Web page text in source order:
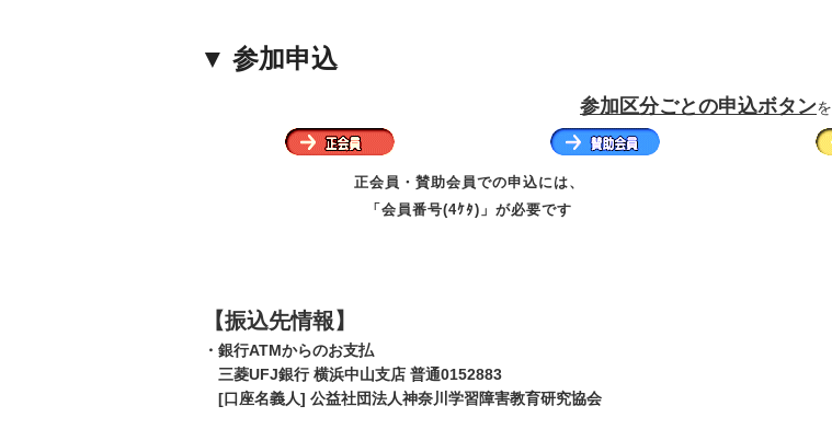
▼ 参加申込
参加区分ごとの申込ボタンを
正会員・賛助会員での申込には、
「会員番号(4ｹﾀ)」 が必要です
【振込先情報】
・銀行ATMからのお支払
三菱UFJ銀行 横浜中山支店 普通0152883
[口座名義人] 公益社団法人神奈川学習障害教育研究協会